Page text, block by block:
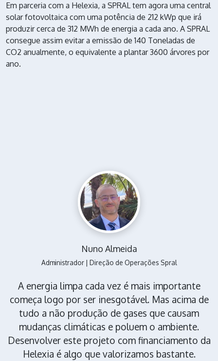
Em parceria com a Helexia, a SPRAL tem agora uma central
solar fotovoltaica com uma potência de 212 kWp que irá
produzir cerca de 312 MWh de energia a cada ano. A SPRAL
consegue assim evitar a emissão de 140 Toneladas de
CO2 anualmente, o equivalente a plantar 3600 árvores por
ano.
Nuno Almeida
Administrador | Direção de Operações Spral
A energia limpa cada vez é mais importante
começa logo por ser inesgotável. Mas acima de
tudo a não produção de gases que causam
mudanças climáticas e poluem o ambiente.
Desenvolver este projeto com financiamento da
Helexia é algo que valorizamos bastante.